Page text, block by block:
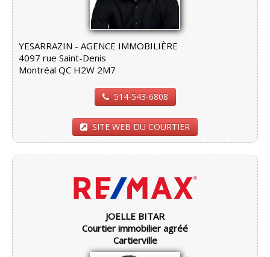
YESARRAZIN - AGENCE IMMOBILIÈRE
4097 rue Saint-Denis
Montréal QC H2W 2M7
514-543-6808
SITE WEB DU COURTIER
JOELLE BITAR
Courtier immobilier agréé
Cartierville